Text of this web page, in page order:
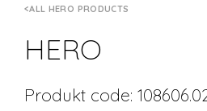
ALL HERO PRODUCTS
HERO
Produkt code: